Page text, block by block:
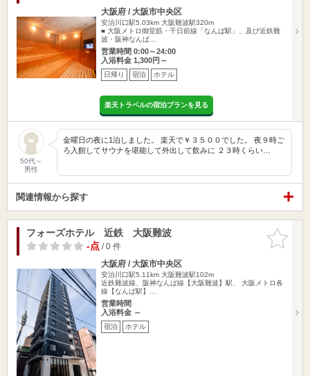
大阪府 / 大阪市中央区
安治川口駅5.03km 大阪難波駅320m
■ 大阪メトロ御堂筋・千日前線「なんば駅」、及び近鉄難
波・阪神なんば…
営業時間 0:00～24:00
入浴料金 1,300円～
日帰り 宿泊 ホテル
楽天トラベルの宿泊プランを見る
50代～
男性
金曜日の夜に1泊しました。 楽天で￥３５００でした。 夜９時ご
ろ入館してサウナを堪能して外出して飲みに ２３時くらい…
関連情報から探す
お気に入
りに追加
フォーズホテル 近鉄 大阪難波
-点/ 0 件
大阪府 / 大阪市中央区
安治川口駅5.11km 大阪難波駅102m
近鉄難波線、阪神なんば線【大阪難波】駅、 大阪メトロ各
線【なんば駅】…
営業時間
入浴料金 ～
宿泊 ホテル